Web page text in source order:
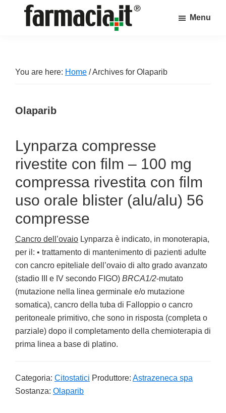
sul
farmacia
Menu
You are here: Home /Archives for Olaparib
Olaparib
Lynparza compresse
rivestite con film – 100 mg
compressa rivestita con film
uso orale blister (alu/alu) 56
compresse
Cancro dell’ovaio Lynparza è indicato, in monoterapia,
per il: • trattamento di mantenimento di pazienti adulte
con cancro epiteliale dell’ovaio di alto grado avanzato
(stadio III e IV secondo FIGO) BRCA1/2-mutato
(mutazione nella linea germinale e/o mutazione
somatica), cancro della tuba di Falloppio o cancro
peritoneale primitivo, che sono in risposta (completa o
parziale) dopo il completamento della chemioterapia di
prima linea a base di platino.
Categoria: Citostatici Produttore: Astrazeneca spa
Sostanza: Olaparib